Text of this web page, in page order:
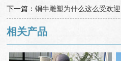
下一篇：铜牛雕塑为什么这么受欢迎
相关产品